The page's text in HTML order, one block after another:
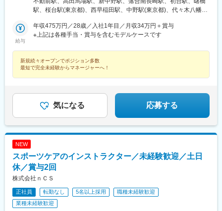
区高田馬場1-31-8 高田馬場ダイカンプラザ419号室各線「高田
24-13 TMハウス中野101号室東京メトロ丸ノ内線「新中野駅」
徒歩5分■ユースタイルケア 哲学堂東京都新宿区西落合2-11-5 メ
ースタイルケア 神宮東京都渋谷区初台2-5-21 初台富士ハイツ
104号室京王線「初台駅」徒歩5分■ユースタイルケア 四ッ谷東京
都新宿区荒木町16-26 エスペロビル402都営新宿線「曙橋駅」徒
歩3分▼2026年4月オープン！■ユースタイルケア 桜台東京都練馬
駅、桜台駅(東京都)、西早稲田駅、中野駅(東京都)、代々木八幡
給与
年収475万円／28歳／入社1年目／月収34万円＋賞与
※上記は各種手当・賞与を含むモデルケースです
新規続々オープンでポジション多数
最短で完全未経験からマネージャーへ！
気になる 応募する
NEW
スポーツケアのインストラクター／未経験歓迎／土日
休／賞与2回
株式会社ｎＣＳ
正社員 転勤なし 5名以上採用
職種未経験歓迎
業種未経験歓迎